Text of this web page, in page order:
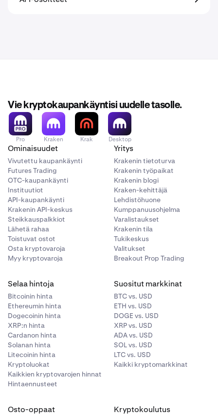
Vie kryptokaupankäyntisi uudelle tasolle.
Pro Kraken Krak Desktop
Ominaisuudet
Vivutettu kaupankäynti
Futures Trading
OTC-kaupankäynti
Instituutiot
API-kaupankäynti
Krakenin API-keskus
Steikkauspalkkiot
Lähetä rahaa
Toistuvat ostot
Osta kryptovaroja
Myy kryptovaroja
Yritys
Krakenin tietoturva
Krakenin työpaikat
Krakenin blogi
Kraken-kehittäjä
Lehdistöhuone
Kumppanuusohjelma
Varalistaukset
Krakenin tila
Tukikeskus
Valitukset
Breakout Prop Trading
Selaa hintoja
Bitcoinin hinta
Ethereumin hinta
Dogecoinin hinta
XRP:n hinta
Cardanon hinta
Solanan hinta
Litecoinin hinta
Kryptoluokat
Kaikkien kryptovarojen hinnat
Hintaennusteet
Suositut markkinat
BTC vs. USD
ETH vs. USD
DOGE vs. USD
XRP vs. USD
ADA vs. USD
SOL vs. USD
LTC vs. USD
Kaikki kryptomarkkinat
Osto-oppaat Kryptokoulutus